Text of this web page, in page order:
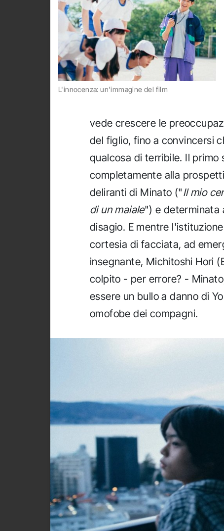
L'innocenza: un'immagine del film
vede crescere le
del figlio, fino a convincersi
qualcosa di terribile. Il primo
completamente alla
deliranti di Minato ("Il mio
di un maiale") e determinata
disagio. E mentre
cortesia di facciata, ad
insegnante, Michitoshi Hori
colpito - per errore? -
essere un bullo a danno di
omofobe dei compagni.